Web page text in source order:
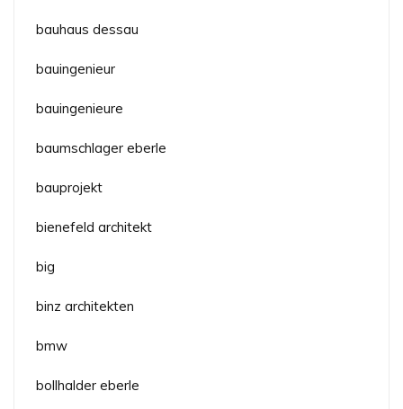
bauhaus dessau
bauingenieur
bauingenieure
baumschlager eberle
bauprojekt
bienefeld architekt
big
binz architekten
bmw
bollhalder eberle